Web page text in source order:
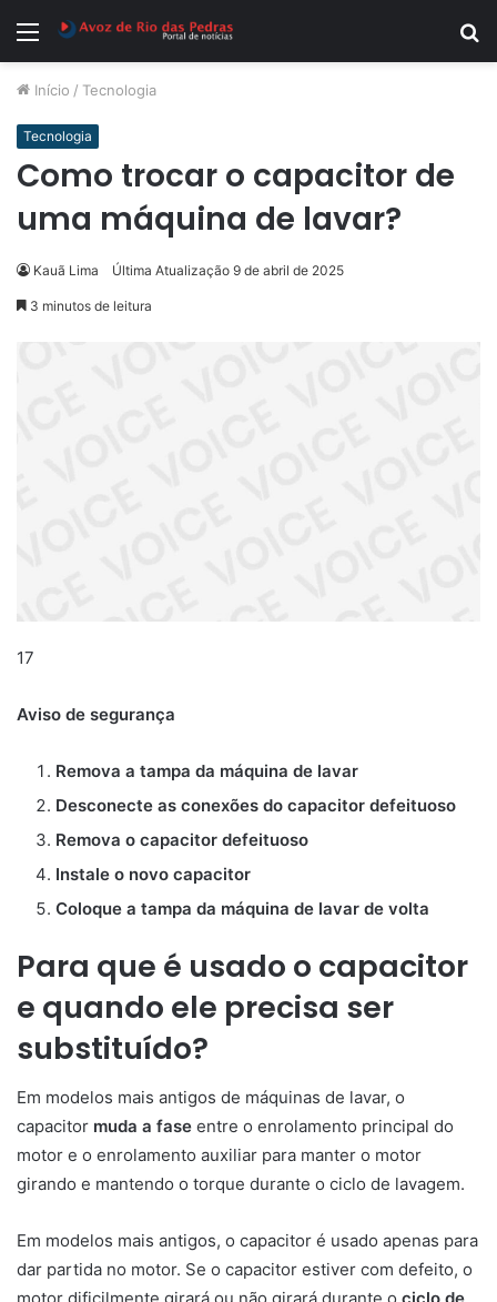
Menu
Início / Tecnologia
Tecnologia
Como trocar o capacitor de
uma máquina de lavar?
Kauã Lima Última Atualização 9 de abril de 2025
3 minutos de leitura
17
Aviso de segurança
Remova a tampa da máquina de lavar
Desconecte as conexões do capacitor defeituoso
Remova o capacitor defeituoso
Instale o novo capacitor
Coloque a tampa da máquina de lavar de volta
Para que é usado o capacitor
e quando ele precisa ser
substituído?
Em modelos mais antigos de máquinas de lavar, o
capacitor muda a fase entre o enrolamento principal do
motor e o enrolamento auxiliar para manter o motor
girando e mantendo o torque durante o ciclo de lavagem.
Em modelos mais antigos, o capacitor é usado apenas para
dar partida no motor. Se o capacitor estiver com defeito, o